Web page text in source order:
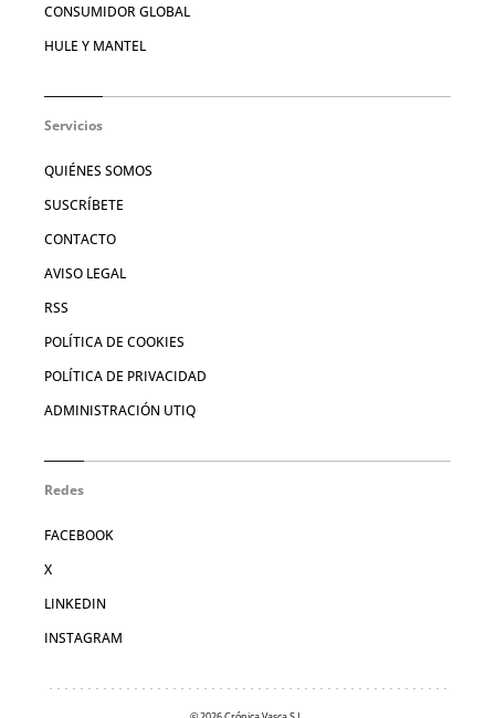
CONSUMIDOR GLOBAL
HULE Y MANTEL
Servicios
QUIÉNES SOMOS
SUSCRÍBETE
CONTACTO
AVISO LEGAL
RSS
POLÍTICA DE COOKIES
POLÍTICA DE PRIVACIDAD
ADMINISTRACIÓN UTIQ
Redes
FACEBOOK
X
LINKEDIN
INSTAGRAM